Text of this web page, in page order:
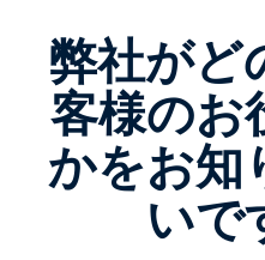
弊社がど
客様のお
かをお知
いで